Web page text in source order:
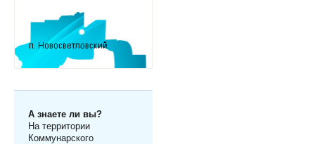
А знаете ли вы?
На территории
Коммунарского